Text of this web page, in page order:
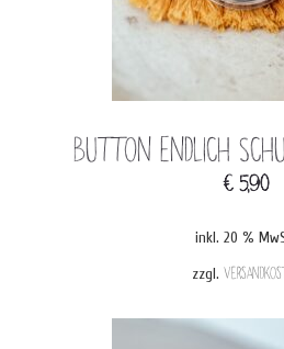
Button Endlich
€ 5,90
inkl. 20 %
zzgl.